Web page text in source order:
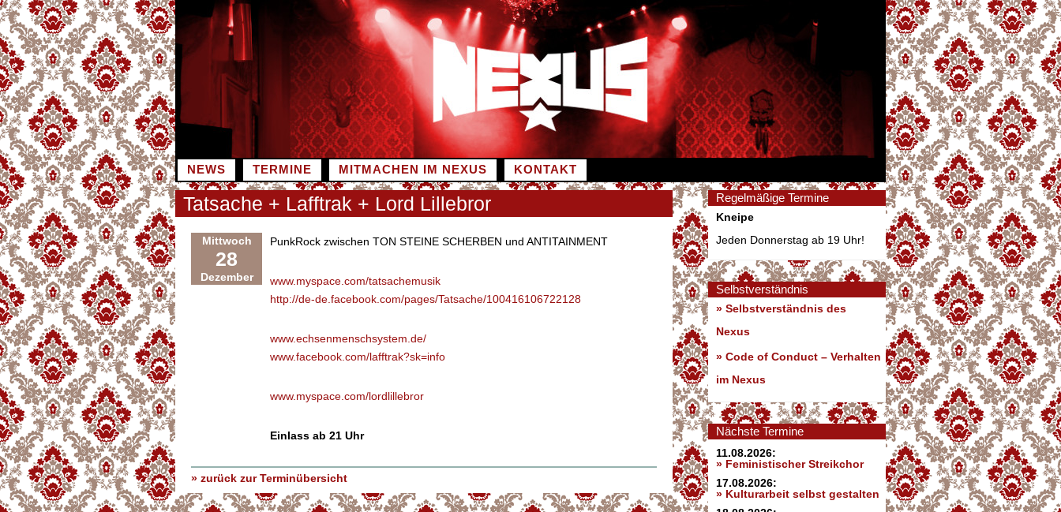
Zum
Inhalt
springen
NEWS TERMINE MITMACHEN IM NEXUS KONTAKT
Tatsache + Lafftrak + Lord Lillebror
Mittwoch
28
Dezember
PunkRock zwischen TON STEINE SCHERBEN und ANTITAINMENT
www.myspace.com/tatsachemusik
http://de-de.facebook.com/pages/Tatsache/100416106722128
www.echsenmenschsystem.de/
www.facebook.com/lafftrak?sk=info
www.myspace.com/lordlillebror
Einlass ab 21 Uhr
» zurück zur Terminübersicht
Regelmäßige Termine
Kneipe
Jeden Donnerstag ab 19 Uhr!
Selbstverständnis
» Selbstverständnis des
Nexus
» Code of Conduct – Verhalten
im Nexus
Nächste Termine
11.08.2026:
» Feministischer Streikchor
17.08.2026:
» Kulturarbeit selbst gestalten